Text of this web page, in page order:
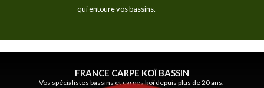
qui entoure vos bassins.
FRANCE CARPE KOÏ BASSIN
Vos spécialistes bassins et carpes koï depuis plus de 20 ans.